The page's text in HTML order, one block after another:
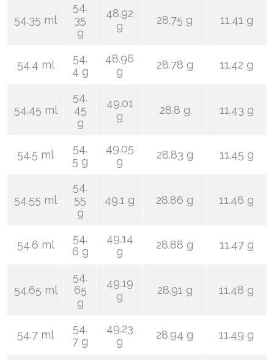
54.35 ml
54.
35
g
48.92
g
28.75 g 11.41 g
54.4 ml
54.
4 g
48.96
g
28.78 g 11.42 g
54.45 ml
54.
45
g
49.01
g
28.8 g 11.43 g
54.5 ml
54.
5 g
49.05
g
28.83 g 11.45 g
54.55 ml
54.
55
g
49.1 g 28.86 g 11.46 g
54.6 ml
54.
6 g
49.14
g
28.88 g 11.47 g
54.65 ml
54.
65
g
49.19
g
28.91 g 11.48 g
54.7 ml
54.
7 g
49.23
g
28.94 g 11.49 g